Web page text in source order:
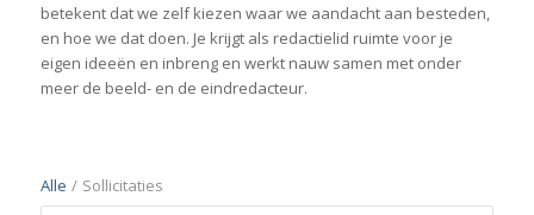
betekent dat we zelf kiezen waar we aandacht aan besteden,
en hoe we dat doen. Je krijgt als redactielid ruimte voor je
eigen ideeën en inbreng en werkt nauw samen met onder
meer de beeld- en de eindredacteur.
Alle / Sollicitaties